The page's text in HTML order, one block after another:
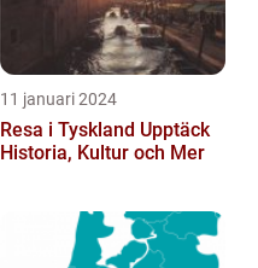
11 januari 2024
Resa i Tyskland Upptäck
Historia, Kultur och Mer